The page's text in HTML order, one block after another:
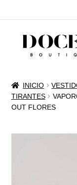
SALTAR
VENTA
INICIO
TIRANTES
OUT FLORES